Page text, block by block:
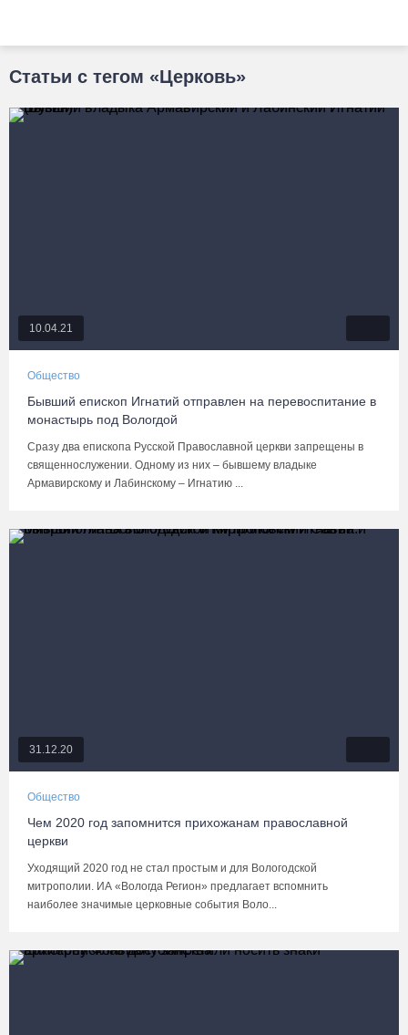
Статьи с тегом «Церковь»
10.04.21
Общество
Бывший епископ Игнатий отправлен на перевоспитание в
монастырь под Вологдой
Сразу два епископа Русской Православной церкви запрещены в
священнослужении. Одному из них – бывшему владыке
Армавирскому и Лабинскому – Игнатию ...
31.12.20
Общество
Чем 2020 год запомнится прихожанам православной
церкви
Уходящий 2020 год не стал простым и для Вологодской
митрополии. ИА «Вологда Регион» предлагает вспомнить
наиболее значимые церковные события Воло...